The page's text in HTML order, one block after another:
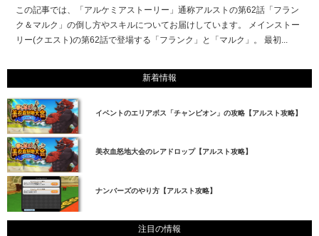
この記事では、「アルケミアストーリー」通称アルストの第62話「フラン
ク＆マルク」の倒し方やスキルについてお届けしています。 メインストー
リー(クエスト)の第62話で登場する「フランク」と「マルク」。 最初...
新着情報
イベントのエリアボス「チャンピオン」の攻略【アルスト攻略】
美衣血怒地大会のレアドロップ【アルスト攻略】
ナンバーズのやり方【アルスト攻略】
注目の情報